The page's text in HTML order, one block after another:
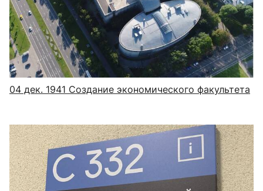
04 дек. 1941 Создание экономического факультета